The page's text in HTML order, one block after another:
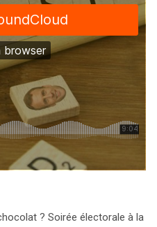
? Soirée électorale à la